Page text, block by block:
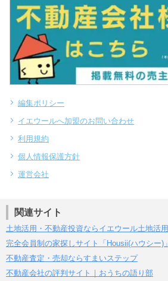
編集ポリシー
イエウールへ加盟のお問い合わせ
利用規約
個人情報保護方針
運営会社
関連サイト
土地活用・不動産投資ならイエウール土地活用
完全会員制の家探しサイト「Housii(ハウシー)」
不動産査定・売却ならすまいステップ
不動産会社の評判サイト｜おうちの語り部